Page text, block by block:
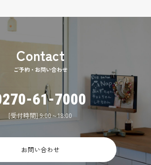
ご予約・お問い合わせ
61-7000
[受付時間] 9:00～18:00
お問い合わせ